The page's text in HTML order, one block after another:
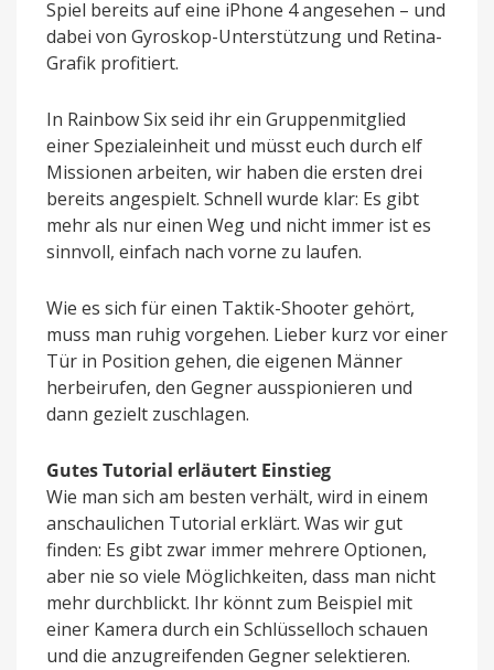
Spiel bereits auf eine iPhone 4 angesehen – und
dabei von Gyroskop-Unterstützung und Retina-
Grafik profitiert.
In Rainbow Six seid ihr ein Gruppenmitglied
einer Spezialeinheit und müsst euch durch elf
Missionen arbeiten, wir haben die ersten drei
bereits angespielt. Schnell wurde klar: Es gibt
mehr als nur einen Weg und nicht immer ist es
sinnvoll, einfach nach vorne zu laufen.
Wie es sich für einen Taktik-Shooter gehört,
muss man ruhig vorgehen. Lieber kurz vor einer
Tür in Position gehen, die eigenen Männer
herbeirufen, den Gegner ausspionieren und
dann gezielt zuschlagen.
Gutes Tutorial erläutert Einstieg
Wie man sich am besten verhält, wird in einem
anschaulichen Tutorial erklärt. Was wir gut
finden: Es gibt zwar immer mehrere Optionen,
aber nie so viele Möglichkeiten, dass man nicht
mehr durchblickt. Ihr könnt zum Beispiel mit
einer Kamera durch ein Schlüsselloch schauen
und die anzugreifenden Gegner selektieren.